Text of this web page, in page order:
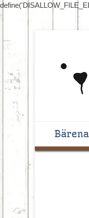
Inhalt
springen